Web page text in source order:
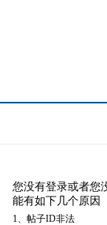
您没有登录或者您
能有如下几个原因
1、帖子ID非法